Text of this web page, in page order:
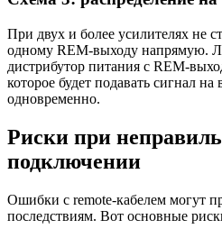
При двух и более усилителях не
одному REM-выходу напрямую.
дистрибутор питания с REM-
которое будет подавать сигнал на
одновременно.
Риски при
подключении
Ошибки с remote-кабелем могут
последствиям. Вот основные